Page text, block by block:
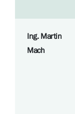
Ing. Martin
Mach